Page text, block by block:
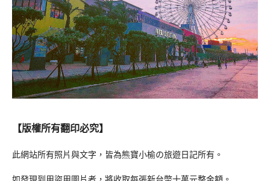
【版權所有翻印必究】
此網站所有照片與文字，皆為熊寶小榆の旅遊日記所有。